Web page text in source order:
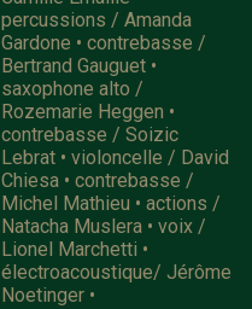
percussions / Amanda
Gardone • contrebasse /
Bertrand Gauguet •
saxophone alto /
Rozemarie Heggen •
contrebasse / Soizic
Lebrat • violoncelle / David
Chiesa • contrebasse /
Michel Mathieu • actions /
Natacha Muslera • voix /
Lionel Marchetti •
électroacoustique/ Jérôme
Noetinger •